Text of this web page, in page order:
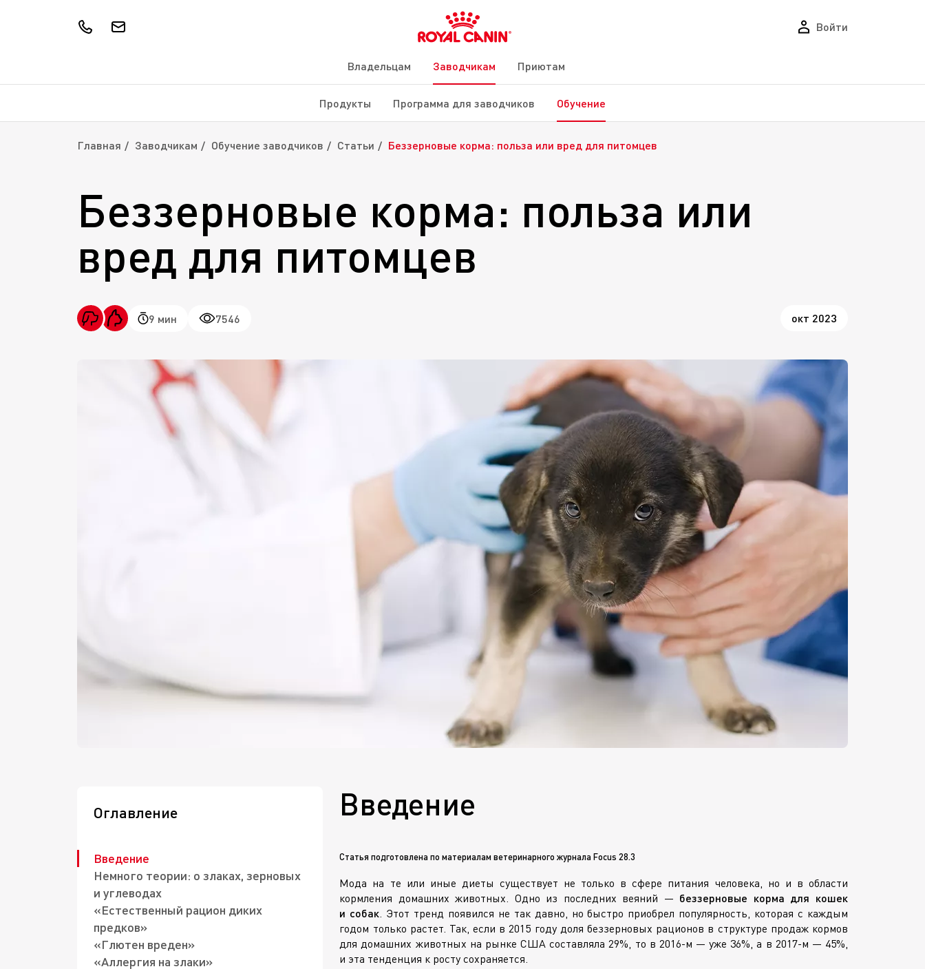
Войти
Владельцам Заводчикам Приютам
Продукты Программа для заводчиков Обучение
Главная Заводчикам Обучение заводчиков Статьи Беззерновые корма: польза или вред для питомцев
Беззерновые корма: польза или
вред для питомцев
9 мин 7546 окт 2023
Оглавление
Введение
Немного теории: о злаках, зерновых
и углеводах
«Естественный рацион диких
предков»
«Глютен вреден»
«Аллергия на злаки»
Введение
Статья подготовлена по материалам ветеринарного журнала Focus 28.3
Мода на те или иные диеты существует не только в сфере питания человека, но и в области
кормления домашних животных. Одно из последних веяний — беззерновые корма для кошек
и собак. Этот тренд появился не так давно, но быстро приобрел популярность, которая с каждым
годом только растет. Так, если в 2015 году доля беззерновых рационов в структуре продаж кормов
для домашних животных на рынке США составляла 29%, то в 2016-м — уже 36%, а в 2017-м — 45%,
и эта тенденция к росту сохраняется.